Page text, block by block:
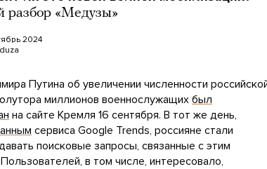
разбор «Медузы»
2024
Путина об увеличении численности
миллионов военнослужащих был
на сайте Кремля 16 сентября. В тот же день,
сервиса Google Trends, россияне стали
поисковые запросы, связанные с этим
в том числе, интересовало,